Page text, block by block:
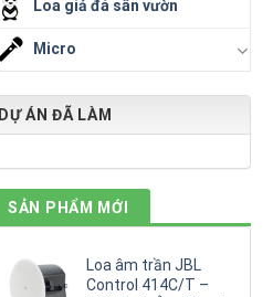
Loa giả đá sân vườn
Micro
DỰ ÁN ĐÃ LÀM
SẢN PHẨM MỚI
Loa âm trần JBL
Control 414C/T –